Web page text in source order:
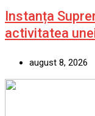
Instanța
activitatea
august 8, 2026